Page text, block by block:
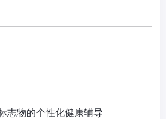
志物的个性化健康辅导